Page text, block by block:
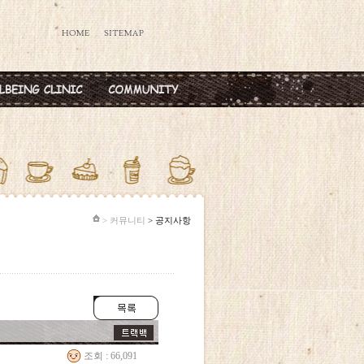
렐라주사
민칵테일
주사
·마늘주사
공지사항
> 커뮤니티 > 공지사항
조회 : 66,091